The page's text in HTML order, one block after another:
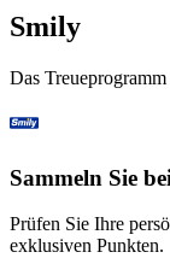
Smily
Das
Sammeln Sie
Prüfen Sie Ihre
exklusiven Punkten.